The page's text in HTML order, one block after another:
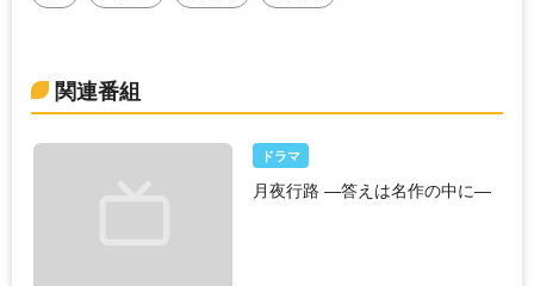
関連番組
ドラマ
月夜行路 ―答えは名作の中に―